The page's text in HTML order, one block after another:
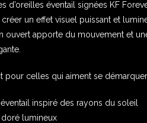
d’oreilles éventail signées KF
un effet visuel puissant et
ouvert apporte du mouvement et
pour celles qui aiment se démarquer.
inspiré des rayons du soleil
doré lumineux